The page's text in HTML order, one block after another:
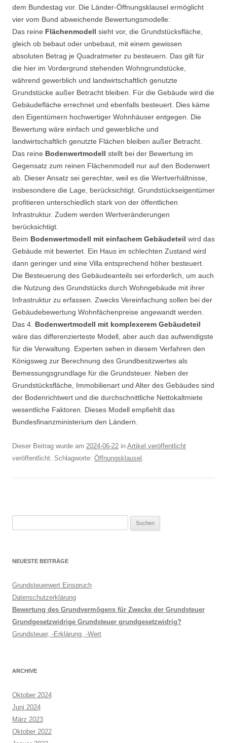
dem Bundestag vor. Die Länder-Öffnungsklausel ermöglicht
vier vom Bund abweichende Bewertungsmodelle:
Das reine Flächenmodell sieht vor, die Grundstücksfläche,
gleich ob bebaut oder unbebaut, mit einem gewissen
absoluten Betrag je Quadratmeter zu besteuern. Das gilt für
die hier im Vordergrund stehenden Wohngrundstücke,
während gewerblich und landwirtschaftlich genutzte
Grundstücke außer Betracht bleiben. Für die Gebäude wird die
Gebäudefläche errechnet und ebenfalls besteuert. Dies käme
den Eigentümern hochwertiger Wohnhäuser entgegen. Die
Bewertung wäre einfach und gewerbliche und
landwirtschaftlich genutzte Flächen bleiben außer Betracht.
Das reine Bodenwertmodell stellt bei der Bewertung im
Gegensatz zum reinen Flächenmodell nur auf den Bodenwert
ab. Dieser Ansatz sei gerechter, weil es die Wertverhältnisse,
insbesondere die Lage, berücksichtigt. Grundstückseigentümer
profitieren unterschiedlich stark von der öffentlichen
Infrastruktur. Zudem werden Wertveränderungen
berücksichtigt.
Beim Bodenwertmodell mit einfachem Gebäudeteil wird das
Gebäude mit bewertet. Ein Haus im schlechten Zustand wird
dann geringer und eine Villa entsprechend höher besteuert.
Die Besteuerung des Gebäudeanteils sei erforderlich, um auch
die Nutzung des Grundstücks durch Wohngebäude mit ihrer
Infrastruktur zu erfassen. Zwecks Vereinfachung sollen bei der
Gebäudebewertung Wohnfächenpreise angewandt werden.
Das 4. Bodenwertmodell mit komplexerem Gebäudeteil
wäre das differenzierteste Modell, aber auch das aufwendigste
für die Verwaltung. Experten sehen in diesem Verfahren den
Königsweg zur Berechnung des Grundbesitzwertes als
Bemessungsgrundlage für die Grundsteuer. Neben der
Grundstücksfläche, Immobilienart und Alter des Gebäudes sind
der Bodenrichtwert und die durchschnittliche Nettokaltmiete
wesentliche Faktoren. Dieses Modell empfiehlt das
Bundesfinanzministerium den Ländern.
Dieser Beitrag wurde am 2024-06-22 in Artikel veröffentlicht
veröffentlicht. Schlagworte: Öffnungsklausel
nach:
NEUESTE BEITRÄGE
Grundsteuerwert Einspruch
Datenschutzerklärung
Bewertung des Grundvermögens für Zwecke der Grundsteuer
Grundgesetzwidrige Grundsteuer grundgesetzwidrig?
Grundsteuer, -Erklärung, -Wert
ARCHIVE
Oktober 2024
Juni 2024
März 2023
Oktober 2022